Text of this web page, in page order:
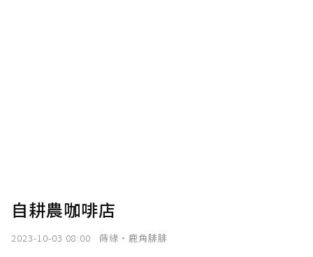
自耕農咖啡店
2023-10-03 08:00 蒔緣‧鹿角腓腓